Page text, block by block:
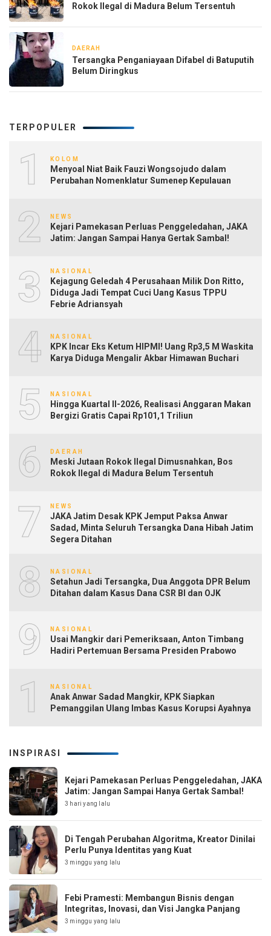
Rokok Ilegal di Madura Belum Tersentuh
DAERAH
Tersangka Penganiayaan Difabel di Batuputih
Belum Diringkus
TERPOPULER
1 KOLOM
Menyoal Niat Baik Fauzi Wongsojudo dalam
Perubahan Nomenklatur Sumenep Kepulauan
2 NEWS
Kejari Pamekasan Perluas Penggeledahan, JAKA
Jatim: Jangan Sampai Hanya Gertak Sambal!
3 NASIONAL
Kejagung Geledah 4 Perusahaan Milik Don Ritto,
Diduga Jadi Tempat Cuci Uang Kasus TPPU
Febrie Adriansyah
4 NASIONAL
KPK Incar Eks Ketum HIPMI! Uang Rp3,5 M Waskita
Karya Diduga Mengalir Akbar Himawan Buchari
5 NASIONAL
Hingga Kuartal II-2026, Realisasi Anggaran Makan
Bergizi Gratis Capai Rp101,1 Triliun
6 DAERAH
Meski Jutaan Rokok Ilegal Dimusnahkan, Bos
Rokok Ilegal di Madura Belum Tersentuh
7 NEWS
JAKA Jatim Desak KPK Jemput Paksa Anwar
Sadad, Minta Seluruh Tersangka Dana Hibah Jatim
Segera Ditahan
8 NASIONAL
Setahun Jadi Tersangka, Dua Anggota DPR Belum
Ditahan dalam Kasus Dana CSR BI dan OJK
9 NASIONAL
Usai Mangkir dari Pemeriksaan, Anton Timbang
Hadiri Pertemuan Bersama Presiden Prabowo
10NASIONAL
Anak Anwar Sadad Mangkir, KPK Siapkan
Pemanggilan Ulang Imbas Kasus Korupsi Ayahnya
INSPIRASI
Kejari Pamekasan Perluas Penggeledahan, JAKA
Jatim: Jangan Sampai Hanya Gertak Sambal!
3 hari yang lalu
Di Tengah Perubahan Algoritma, Kreator Dinilai
Perlu Punya Identitas yang Kuat
3 minggu yang lalu
Febi Pramesti: Membangun Bisnis dengan
Integritas, Inovasi, dan Visi Jangka Panjang
3 minggu yang lalu